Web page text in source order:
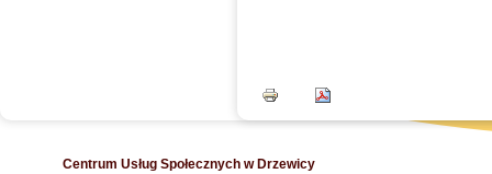
Centrum Usług Społecznych w Drzewicy